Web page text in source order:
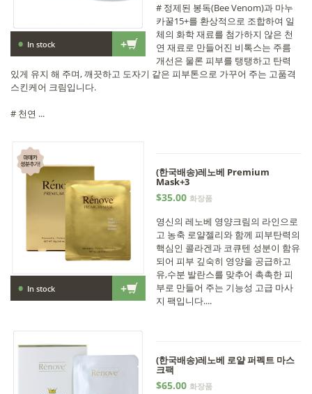
+
• In stock
# 정제된 봉독(Bee Venom)과 마누
카꿀15+를 환상적으로 조합하여 일
체의 화학 재료를 첨가하지 않은 천
연 재료로 만들어진 비톡스는 주름
개선은 물론 피부를 탱탱하고 탄력
있게 유지 해 주며, 깨끗하고 도자기 같은 피부톤으로 가꾸어 주는 고품격
스킨케어 크림입니다.
# 천연 ...
+
• In stock
(한국배송)레노베 Premium
Mask+3
$35.00 화장품
영신의 레노베 영양크림의 라인으로
고 농축 로얄젤리와 함께 피부탄력의
핵심인 콜라겐과 코큐텐 성분이 함유
되어 피부 깊숙히 영양을 공급하고
유,수분 발란스를 맞추어 촉촉한 피
부로 만들어 주는 기능성 고급 마사
지 팩입니다....
(한국배송)레노베 로얄 퍼펙트 마스
크팩
$65.00 화장품